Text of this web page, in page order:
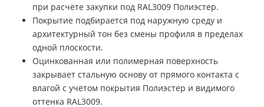
при расчёте закупки под RAL3009 Полиэстер.
Покрытие подбирается под наружную среду и
архитектурный тон без смены профиля в пределах
одной плоскости.
Оцинкованная или полимерная поверхность
закрывает стальную основу от прямого контакта с
влагой с учётом покрытия Полиэстер и видимого
оттенка RAL3009.